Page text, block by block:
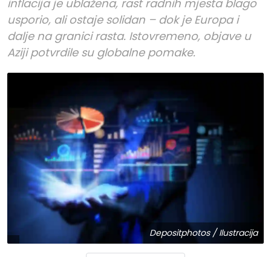
inflacija je ublažena, rast radnih mjesta blago
usporio, ali ostaje solidan – dok je Europa i
dalje na granici rasta. Istovremeno, objave u
Aziji potvrdile su globalne pomake.
Depositphotos / Ilustracija